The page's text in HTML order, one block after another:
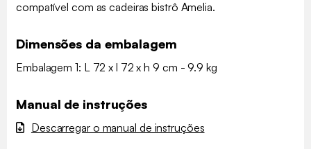
compatível com as cadeiras bistrô Amelia.
Dimensões da embalagem
Embalagem 1: L 72 x l 72 x h 9 cm - 9.9 kg
Manual de instruções
Descarregar o manual de instruções